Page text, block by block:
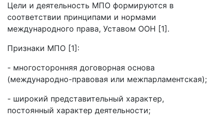
Цели и деятельность МПО формируются в
соответствии принципами и нормами
международного права, Уставом ООН [1].
Признаки МПО [1]:
- многосторонняя договорная основа
(международно-правовая или межпарламентская);
- широкий представительный характер,
постоянный характер деятельности;